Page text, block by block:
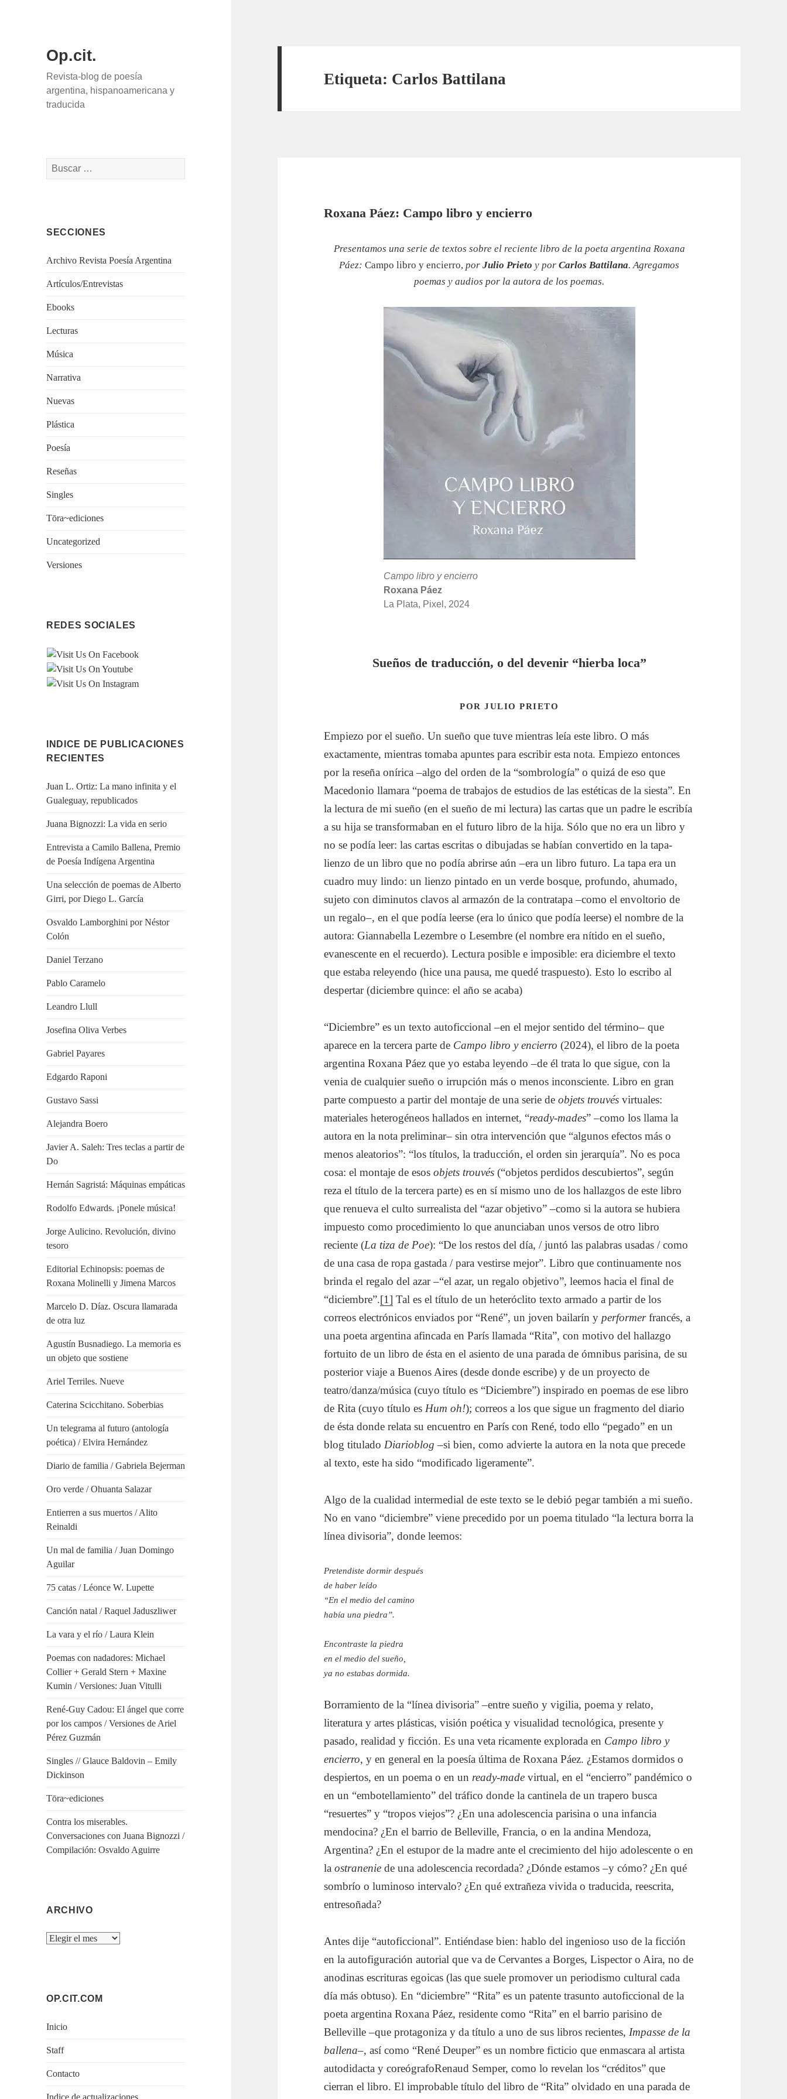
Op.cit.
Revista-blog de poesía
argentina, hispanoamericana y
traducida
Buscar:
SECCIONES
Archivo Revista Poesía Argentina
Artículos/Entrevistas
Ebooks
Lecturas
Música
Narrativa
Nuevas
Plástica
Poesía
Reseñas
Singles
Tōra~ediciones
Uncategorized
Versiones
REDES SOCIALES
INDICE DE PUBLICACIONES
RECIENTES
Juan L. Ortiz: La mano infinita y el
Gualeguay, republicados
Juana Bignozzi: La vida en serio
Entrevista a Camilo Ballena, Premio
de Poesía Indígena Argentina
Una selección de poemas de Alberto
Girri, por Diego L. García
Osvaldo Lamborghini por Néstor
Colón
Daniel Terzano
Pablo Caramelo
Leandro Llull
Josefina Oliva Verbes
Gabriel Payares
Edgardo Raponi
Gustavo Sassi
Alejandra Boero
Javier A. Saleh: Tres teclas a partir de
Do
Hernán Sagristá: Máquinas empáticas
Rodolfo Edwards. ¡Ponele música!
Jorge Aulicino. Revolución, divino
tesoro
Editorial Echinopsis: poemas de
Roxana Molinelli y Jimena Marcos
Marcelo D. Díaz. Oscura llamarada
de otra luz
Agustín Busnadiego. La memoria es
un objeto que sostiene
Ariel Terriles. Nueve
Caterina Scicchitano. Soberbias
Un telegrama al futuro (antología
poética) / Elvira Hernández
Diario de familia / Gabriela Bejerman
Oro verde / Ohuanta Salazar
Entierren a sus muertos / Alito
Reinaldi
Un mal de familia / Juan Domingo
Aguilar
75 catas / Léonce W. Lupette
Canción natal / Raquel Jaduszliwer
La vara y el río / Laura Klein
Poemas con nadadores: Michael
Collier + Gerald Stern + Maxine
Kumin / Versiones: Juan Vitulli
René-Guy Cadou: El ángel que corre
por los campos / Versiones de Ariel
Pérez Guzmán
Singles // Glauce Baldovin – Emily
Dickinson
Tōra~ediciones
Contra los miserables.
Conversaciones con Juana Bignozzi /
Compilación: Osvaldo Aguirre
ARCHIVO
Archivo
OP.CIT.COM
Inicio
Staff
Contacto
Etiqueta: Carlos Battilana
Roxana Páez: Campo libro y encierro
Presentamos una serie de textos sobre el reciente libro de la poeta argentina Roxana
Páez:Campo libro y encierro,porJulio Prieto y porCarlos Battilana. Agregamos
poemas y audios por la autora de los poemas.
Campo libro y encierro
Roxana Páez
La Plata, Pixel, 2024
Sueños de traducción, o del devenir “hierba loca”
POR JULIO PRIETO
Empiezo por el sueño. Un sueño que tuve mientras leía este libro. O más
exactamente, mientras tomaba apuntes para escribir esta nota. Empiezo entonces
por la reseña onírica –algo del orden de la “sombrología” o quizá de eso que
Macedonio llamara “poema de trabajos de estudios de las estéticas de la siesta”. En
la lectura de mi sueño (en el sueño de mi lectura) las cartas que un padre le escribía
a su hija se transformaban en el futuro libro de la hija. Sólo que no era un libro y
no se podía leer: las cartas escritas o dibujadas se habían convertido en la tapa-
lienzo de un libro que no podía abrirse aún –era un libro futuro. La tapa era un
cuadro muy lindo: un lienzo pintado en un verde bosque, profundo, ahumado,
sujeto con diminutos clavos al armazón de la contratapa –como el envoltorio de
un regalo–, en el que podía leerse (era lo único que podía leerse) el nombre de la
autora: Giannabella Lezembre o Lesembre (el nombre era nítido en el sueño,
evanescente en el recuerdo). Lectura posible e imposible: era diciembre el texto
que estaba releyendo (hice una pausa, me quedé traspuesto). Esto lo escribo al
despertar (diciembre quince: el año se acaba)
“Diciembre” es un texto autoficcional –en el mejor sentido del término– que
aparece en la tercera parte de Campo libro y encierro(2024), el libro de la poeta
argentina Roxana Páez que yo estaba leyendo –de él trata lo que sigue, con la
venia de cualquier sueño o irrupción más o menos inconsciente. Libro en gran
parte compuesto a partir del montaje de una serie deobjets trouvésvirtuales:
materiales heterogéneos hallados en internet, “ready-mades” –como los llama la
autora en la nota preliminar– sin otra intervención que “algunos efectos más o
menos aleatorios”: “los títulos, la traducción, el orden sin jerarquía”. No es poca
cosa: el montaje de esosobjets trouvés (“objetos perdidos descubiertos”, según
reza el título de la tercera parte) es en sí mismo uno de los hallazgos de este libro
que renueva el culto surrealista del “azar objetivo” –como si la autora se hubiera
impuesto como procedimiento lo que anunciaban unos versos de otro libro
reciente (La tiza de Poe): “De los restos del día, / juntó las palabras usadas / como
de una casa de ropa gastada / para vestirse mejor”. Libro que continuamente nos
brinda el regalo del azar –“el azar, un regalo objetivo”, leemos hacia el final de
“diciembre”.[1] Tal es el título de un heteróclito texto armado a partir de los
correos electrónicos enviados por “René”, un joven bailarín y performerfrancés, a
una poeta argentina afincada en París llamada “Rita”, con motivo del hallazgo
fortuito de un libro de ésta en el asiento de una parada de ómnibus parisina, de su
posterior viaje a Buenos Aires (desde donde escribe) y de un proyecto de
teatro/danza/música (cuyo título es “Diciembre”) inspirado en poemas de ese libro
de Rita (cuyo título es Hum oh!); correos a los que sigue un fragmento del diario
de ésta donde relata su encuentro en París con René, todo ello “pegado” en un
blog titulado Diarioblog –si bien, como advierte la autora en la nota que precede
al texto, este ha sido “modificado ligeramente”.
Algo de la cualidad intermedial de este texto se le debió pegar también a mi sueño.
No en vano “diciembre” viene precedido por un poema titulado “la lectura borra la
línea divisoria”, donde leemos:
Pretendiste dormir después
de haber leído
“En el medio del camino
había una piedra”.
Encontraste la piedra
en el medio del sueño,
ya no estabas dormida.
Borramiento de la “línea divisoria” –entre sueño y vigilia, poema y relato,
literatura y artes plásticas, visión poética y visualidad tecnológica, presente y
pasado, realidad y ficción. Es una veta ricamente explorada en Campo libro y
encierro, y en general en la poesía última de Roxana Páez. ¿Estamos dormidos o
despiertos, en un poema o en un ready-madevirtual, en el “encierro” pandémico o
en un “embotellamiento” del tráfico donde la cantinela de un trapero busca
“resuertes” y “tropos viejos”? ¿En una adolescencia parisina o una infancia
mendocina? ¿En el barrio de Belleville, Francia, o en la andina Mendoza,
Argentina? ¿En el estupor de la madre ante el crecimiento del hijo adolescente o en
laostranenie de una adolescencia recordada? ¿Dónde estamos –y cómo? ¿En qué
sombrío o luminoso intervalo? ¿En qué extrañeza vivida o traducida, reescrita,
entresoñada?
Antes dije “autoficcional”. Entiéndase bien: hablo del ingenioso uso de la ficción
en la autofiguración autorial que va de Cervantes a Borges, Lispector o Aira, no de
anodinas escrituras egoicas (las que suele promover un periodismo cultural cada
día más obtuso). En “diciembre” “Rita” es un patente trasunto autoficcional de la
poeta argentina Roxana Páez, residente como “Rita” en el barrio parisino de
Belleville –que protagoniza y da título a uno de sus libros recientes, Impasse de la
ballena–, así como “René Deuper” es un nombre ficticio que enmascara al artista
autodidacta y coreógrafoRenaud Semper, como lo revelan los “créditos” que
cierran el libro. El improbable título del libro de “Rita” olvidado en una parada de